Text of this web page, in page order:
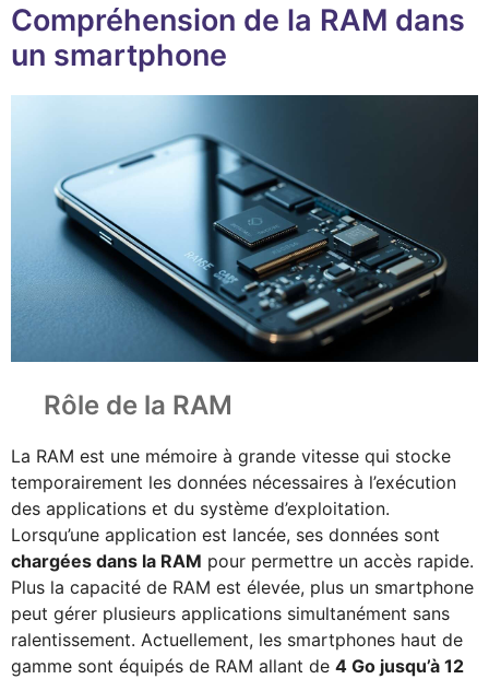
Compréhension de la RAM dans
un smartphone
Rôle de la RAM
La RAM est une mémoire à grande vitesse qui stocke
temporairement les données nécessaires à l’exécution
des applications et du système d’exploitation.
Lorsqu’une application est lancée, ses données sont
chargées dans la RAM pour permettre un accès rapide.
Plus la capacité de RAM est élevée, plus un smartphone
peut gérer plusieurs applications simultanément sans
ralentissement. Actuellement, les smartphones haut de
gamme sont équipés de RAM allant de 4 Go jusqu’à 12